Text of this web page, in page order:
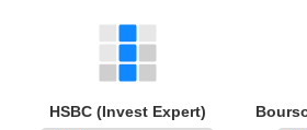
HSBC (Invest Expert)